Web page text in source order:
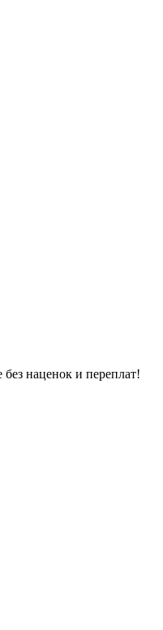
наценок и переплат!